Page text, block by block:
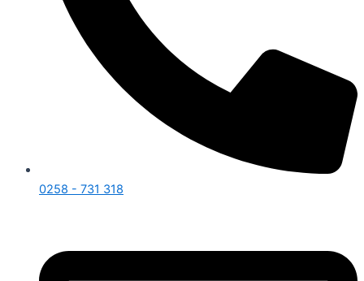
0258 - 731 318